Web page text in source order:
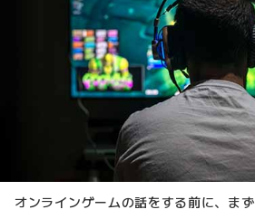
オンラインゲームの話をする前に、ま